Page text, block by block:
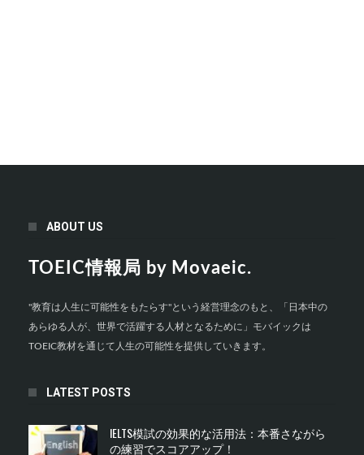
ABOUT US
TOEIC情報局 by Movaeic.
"教育は人生に可能性をもたらす"という経営理念のもと、「日本中の
あらゆる人が、世界で活躍する人材となるために」モバイックは
TOEIC教材を通じて人生の可能性を提供していきます。
LATEST POSTS
IELTS模試の効果的な活用法：本番さながら
の練習でスコアアップ！